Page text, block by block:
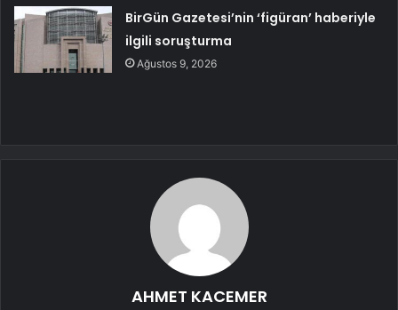
BirGün Gazetesi’nin ‘figüran’ haberiyle
ilgili soruşturma
Ağustos 9, 2026
AHMET KACEMER